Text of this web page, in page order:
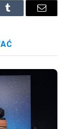
Tumblr Email